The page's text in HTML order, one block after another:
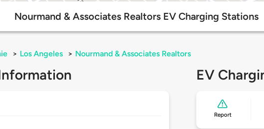
Nourmand & Associates Realtors EV Charging Stations
> Los Angeles > Nourmand & Associates Realtors
EV
Report